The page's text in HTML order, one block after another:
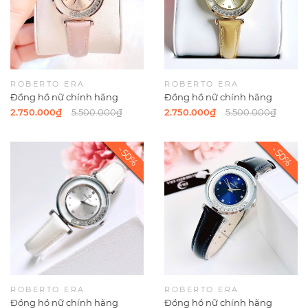
ROBERTO ERA
Đồng hồ nữ chính hãng
Roberto Era RE0843 dây da
2.750.000₫ 5.500.000₫
ROBERTO ERA
Đồng hồ nữ chính hãng
Roberto Era RE084 dây da
2.750.000₫ 5.500.000₫
ROBERTO ERA
Đồng hồ nữ chính hãng
ROBERTO ERA
Đồng hồ nữ chính hãng